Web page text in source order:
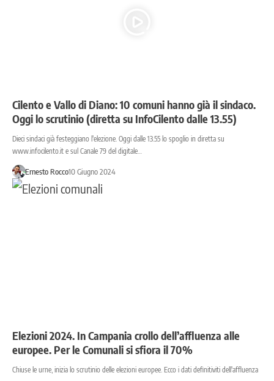
Cilento e Vallo di Diano: 10 comuni hanno già il sindaco.
Oggi lo scrutinio (diretta su InfoCilento dalle 13.55)
Dieci sindaci già festeggiano l'elezione. Oggi dalle 13.55 lo spoglio in diretta su
www.infocilento.it e sul Canale 79 del digitale…
Ernesto Rocco10 Giugno 2024
Elezioni 2024. In Campania crollo dell’affluenza alle
europee. Per le Comunali si sfiora il 70%
Chiuse le urne, inizia lo scrutinio delle elezioni europee. Ecco i dati definitiviti dell'affluenza